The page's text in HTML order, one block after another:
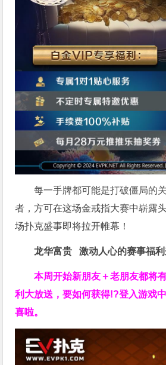
每一手牌都可能是打破僵局的
者，方可在这场金戒指大赛中崭露
场扑克盛事即将拉开帷幕！
龙华富贵 激动人心的赛事福利
本周开始新朋友＋老朋友都将
利大放送，要如何获得!?登入游戏
喜啦。